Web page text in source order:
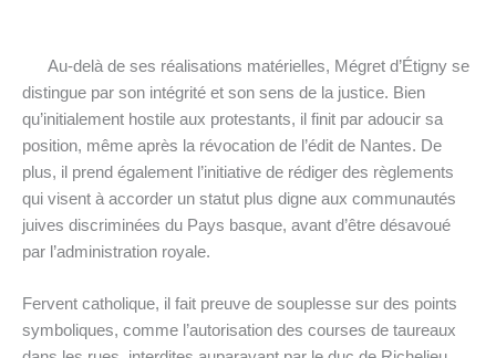
Au-delà de ses réalisations matérielles, Mégret d’Étigny se
distingue par son intégrité et son sens de la justice. Bien
qu’initialement hostile aux protestants, il finit par adoucir sa
position, même après la révocation de l’édit de Nantes. De
plus, il prend également l’initiative de rédiger des règlements
qui visent à accorder un statut plus digne aux communautés
juives discriminées du Pays basque, avant d’être désavoué
par l’administration royale.
Fervent catholique, il fait preuve de souplesse sur des points
symboliques, comme l’autorisation des courses de taureaux